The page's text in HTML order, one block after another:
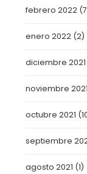
febrero 2022
enero 2022 (2)
diciembre 2021
noviembre 2021
octubre 2021
septiembre
agosto 2021 (1)